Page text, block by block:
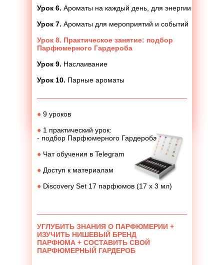
Урок 6. Ароматы на каждый день, для энергии
Урок 7. Ароматы для мероприятий и событий
Урок 8. Практическое занятие: подбор
Парфюмерного Гардероба
Урок 9. Наслаивание
Урок 10. Парные ароматы
● 9 уроков
● 1 практический урок:
- подбор Парфюмерного Гардероба
● Чат обучения в Telegram
● Доступ к материалам
● Discovery Set 17 парфюмов (17 х 3 мл)
УГЛУБИТЬ ЗНАНИЯ О ПАРФЮМЕРИИ +
ИЗУЧИТЬ НИШЕВЫЙ БРЕНД
ПАРФЮМА + СОСТАВИТЬ СВОЙ
ПАРФЮМЕРНЫЙ ГАРДЕРОБ